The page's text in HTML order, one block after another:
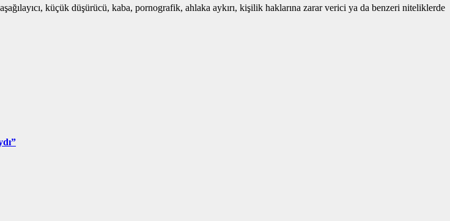
küçük düşürücü, kaba, pornografik, ahlaka aykırı, kişilik haklarına zarar verici ya da benzeri niteliklerde